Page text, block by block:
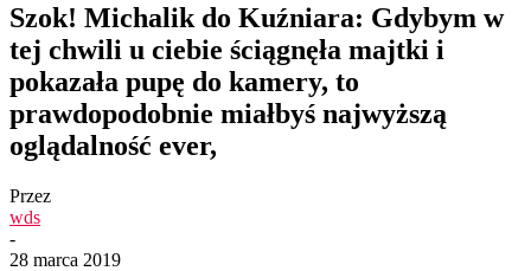
Szok! Michalik do Kuźniara: Gdybym w
tej chwili u ciebie ściągnęła majtki i
pokazała pupę do kamery, to
prawdopodobnie miałbyś najwyższą
oglądalność ever,
Przez
wds
-
28 marca 2019